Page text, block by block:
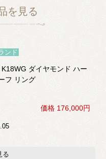
を見る
ンド
K18WG ダイヤモンド ハー
フ リング
価格 176,000円
る